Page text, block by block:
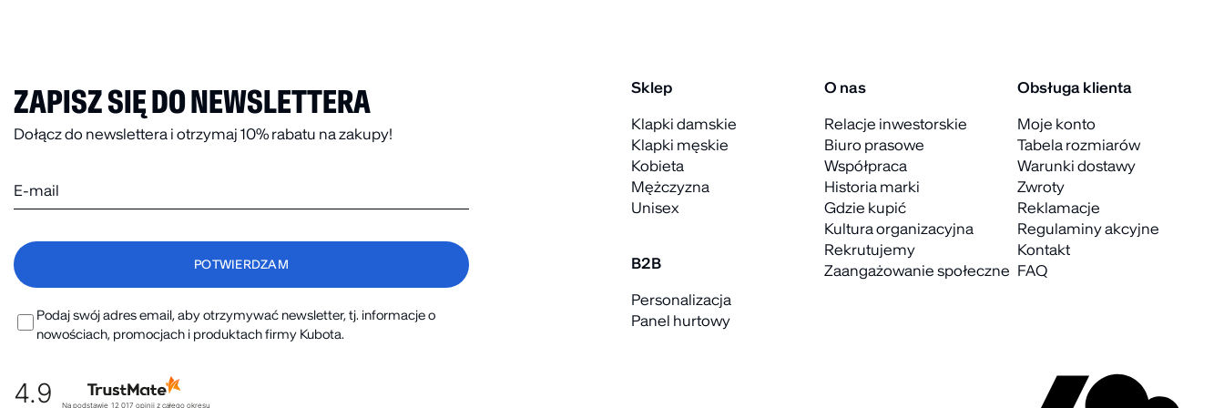
ZAPISZ SIĘ DO NEWSLETTERA
Dołącz do newslettera i otrzymaj 10% rabatu na zakupy!
Podaj swój adres email, aby otrzymywać newsletter, tj. informacje o
nowościach, promocjach i produktach firmy Kubota.
Sklep
Klapki damskie
Klapki męskie
Kobieta
Mężczyzna
Unisex
B2B
Personalizacja
Panel hurtowy
O nas
Relacje inwestorskie
Biuro prasowe
Współpraca
Historia marki
Gdzie kupić
Kultura organizacyjna
Rekrutujemy
Zaangażowanie społeczne
Obsługa klienta
Moje konto
Tabela rozmiarów
Warunki dostawy
Zwroty
Reklamacje
Regulaminy akcyjne
Kontakt
FAQ
4.9 Na podstawie 12 017 opiniiz całego okresu